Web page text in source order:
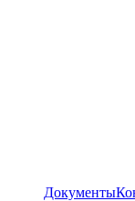
Документы